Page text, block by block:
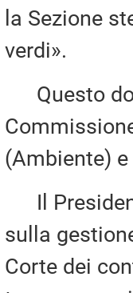
la Sezione
verdi».
Questo
(Ambiente)
Il
sulla
Corte dei